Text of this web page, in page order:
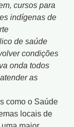
cursos para
indígenas de
de saúde
condições
onda todos
as
como o Saúde
locais de